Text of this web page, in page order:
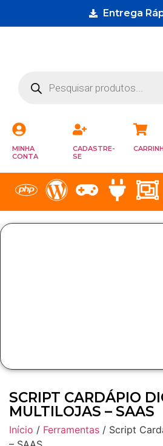
Entrega
MINHA
CONTA
CADASTRE-
SE
SCRIPT CARDÁPIO
MULTILOJAS – SAAS
Início / Ferramentas / Script